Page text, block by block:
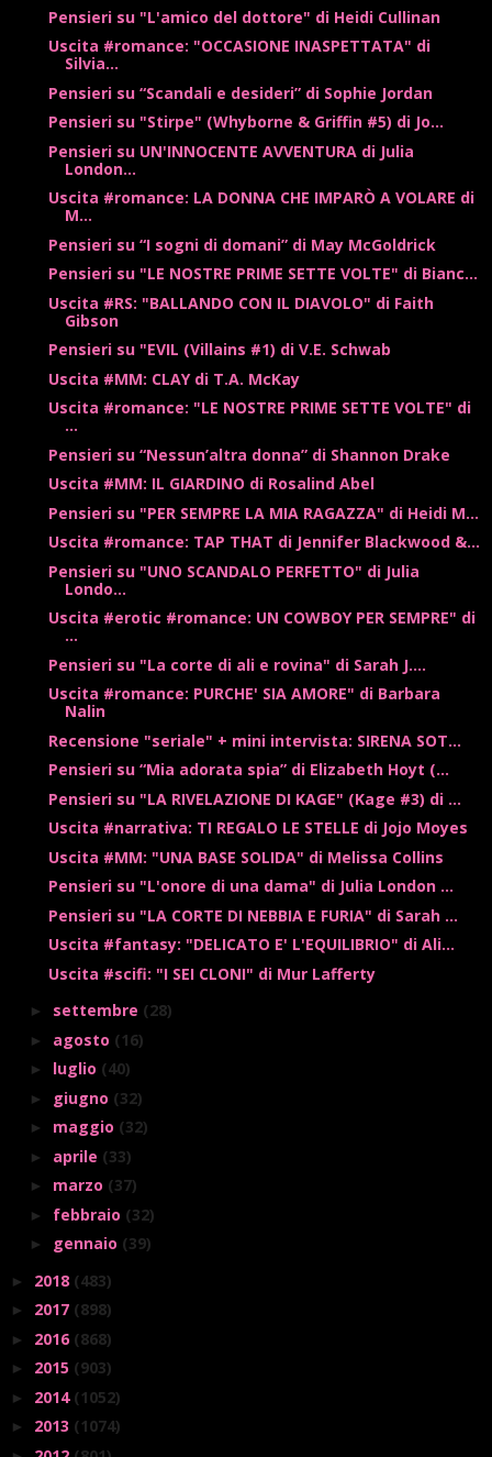
Pensieri su "L'amico del dottore" di Heidi Cullinan
Uscita #romance: "OCCASIONE INASPETTATA" di
Silvia...
Pensieri su “Scandali e desideri” di Sophie Jordan
Pensieri su "Stirpe" (Whyborne & Griffin #5) di Jo...
Pensieri su UN'INNOCENTE AVVENTURA di Julia
London...
Uscita #romance: LA DONNA CHE IMPARÒ A VOLARE di
M...
Pensieri su “I sogni di domani” di May McGoldrick
Pensieri su "LE NOSTRE PRIME SETTE VOLTE" di Bianc...
Uscita #RS: "BALLANDO CON IL DIAVOLO" di Faith
Gibson
Pensieri su "EVIL (Villains #1) di V.E. Schwab
Uscita #MM: CLAY di T.A. McKay
Uscita #romance: "LE NOSTRE PRIME SETTE VOLTE" di
...
Pensieri su “Nessun’altra donna” di Shannon Drake
Uscita #MM: IL GIARDINO di Rosalind Abel
Pensieri su "PER SEMPRE LA MIA RAGAZZA" di Heidi M...
Uscita #romance: TAP THAT di Jennifer Blackwood &...
Pensieri su "UNO SCANDALO PERFETTO" di Julia
Londo...
Uscita #erotic #romance: UN COWBOY PER SEMPRE" di
...
Pensieri su "La corte di ali e rovina" di Sarah J....
Uscita #romance: PURCHE' SIA AMORE" di Barbara
Nalin
Recensione "seriale" + mini intervista: SIRENA SOT...
Pensieri su “Mia adorata spia” di Elizabeth Hoyt (...
Pensieri su "LA RIVELAZIONE DI KAGE" (Kage #3) di ...
Uscita #narrativa: TI REGALO LE STELLE di Jojo Moyes
Uscita #MM: "UNA BASE SOLIDA" di Melissa Collins
Pensieri su "L'onore di una dama" di Julia London ...
Pensieri su "LA CORTE DI NEBBIA E FURIA" di Sarah ...
Uscita #fantasy: "DELICATO E' L'EQUILIBRIO" di Ali...
Uscita #scifi: "I SEI CLONI" di Mur Lafferty
► settembre (28)
► agosto (16)
► luglio (40)
► giugno (32)
► maggio (32)
► aprile (33)
► marzo (37)
► febbraio (32)
► gennaio (39)
► 2018 (483)
► 2017 (898)
► 2016 (868)
► 2015 (903)
► 2014 (1052)
► 2013 (1074)